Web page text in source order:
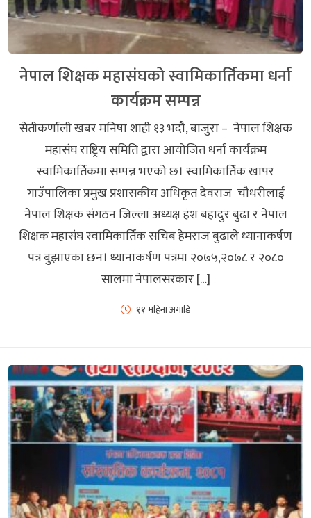
नेपाल शिक्षक महासंघको स्वामिकार्तिकमा धर्ना
कार्यक्रम सम्पन्न
सेतीकर्णाली खबर मनिषा शाही १३ भदौ, बाजुरा – नेपाल शिक्षक
महासंघ राष्ट्रिय समिति द्वारा आयोजित धर्ना कार्यक्रम
स्वामिकार्तिकमा सम्पन्न भएको छ। स्वामिकार्तिक खापर
गाउँपालिका प्रमुख प्रशासकीय अधिकृत देवराज चौधरीलाई
नेपाल शिक्षक संगठन जिल्ला अध्यक्ष हंश बहादुर बुढा र नेपाल
शिक्षक महासंघ स्वामिकार्तिक सचिब हेमराज बुढाले ध्यानाकर्षण
पत्र बुझाएका छन। ध्यानाकर्षण पत्रमा २०७५,२०७८ र २०८०
सालमा नेपालसरकार […]
११ महिना अगाडि